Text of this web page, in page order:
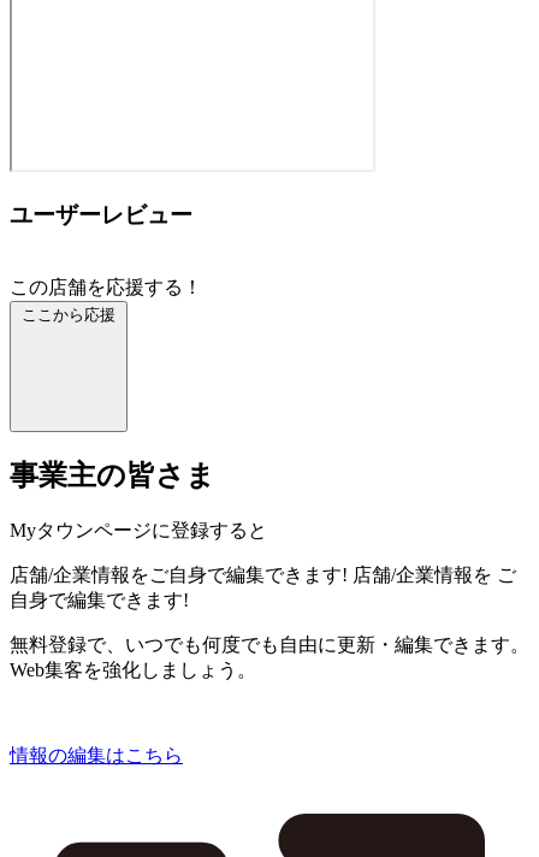
ユーザーレビュー
この店舗を応援する！
ここから応援
事業主の皆さま
Myタウンページに登録すると
店舗/企業情報をご自身で編集できます! 店舗/企業情報を ご
自身で編集できます!
無料登録で、いつでも何度でも自由に更新・編集できます。
Web集客を強化しましょう。
情報の編集はこちら